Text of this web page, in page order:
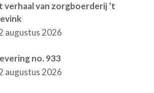
verhaal van zorgboerderij ’t
augustus 2026
no. 933
augustus 2026